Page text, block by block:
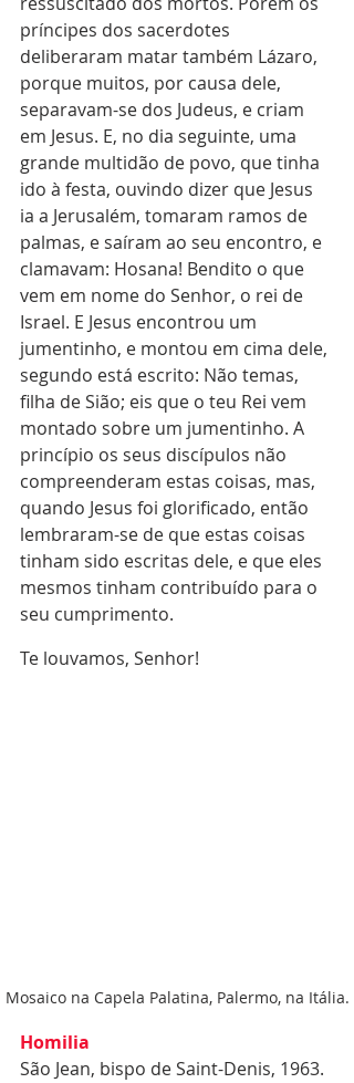
príncipes dos sacerdotes
deliberaram matar também Lázaro,
porque muitos, por causa dele,
separavam-se dos Judeus, e criam
em Jesus. E, no dia seguinte, uma
grande multidão de povo, que tinha
ido à festa, ouvindo dizer que Jesus
ia a Jerusalém, tomaram ramos de
palmas, e saíram ao seu encontro, e
clamavam: Hosana! Bendito o que
vem em nome do Senhor, o rei de
Israel. E Jesus encontrou um
jumentinho, e montou em cima dele,
segundo está escrito: Não temas,
filha de Sião; eis que o teu Rei vem
montado sobre um jumentinho. A
princípio os seus discípulos não
compreenderam estas coisas, mas,
quando Jesus foi glorificado, então
lembraram-se de que estas coisas
tinham sido escritas dele, e que eles
mesmos tinham contribuído para o
seu cumprimento.
Te louvamos, Senhor!
Mosaico na Capela Palatina, Palermo, na Itália.
Homilia
São Jean, bispo de Saint-Denis, 1963.